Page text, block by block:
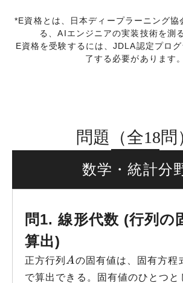
*E資格とは、日本ディープラーニング
る、AIエンジニアの実装技術を測
E資格を受験するには、JDLA認定プロ
了する必要があります。
問題（全18問
数学・統計分
問1. 線形代数 (行列の
算出)
正方行列 A
Aの固有値は、固有方程
で算出できる。固有値のひとつと